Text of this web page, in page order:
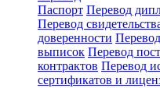
Паспорт Перевод
Перевод
доверенности
выписок Перевод
контрактов Перевод
сертификатов и